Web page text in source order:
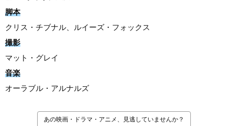
脚本
クリス・チブナル、ルイーズ・フォックス
撮影
マット・グレイ
音楽
オーラブル・アルナルズ
あの映画・ドラマ・アニメ、見逃していませんか？